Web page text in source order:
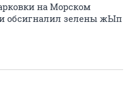
на Морском
обсигналил зелены жЫп